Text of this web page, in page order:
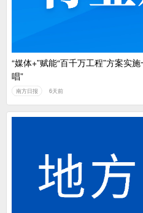
“媒体+”赋能“百千万工程”方案实
唱”
南方日报 6天前